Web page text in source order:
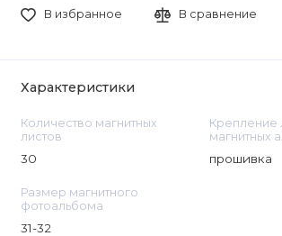
В избранное В сравнение
Характеристики
Количество магнитных
листов
30
Крепление
магнитных
прошивка
Размер магнитного
фотоальбома
31-32